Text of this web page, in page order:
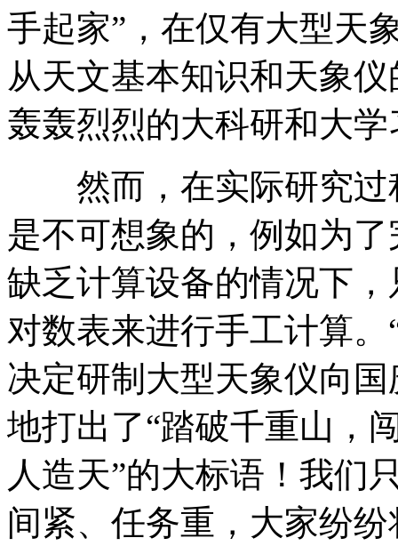
手起家”，在仅有大型天
从天文基本知识和天象
轰轰烈烈的大科研和大学
然而，在实际研究过
是不可想象的，例如为
缺乏计算设备的情况下
对数表来进行手工计算。
决定研制大型天象仪向
地打出了“踏破千重山，
人造天”的大标语！我们
间紧、任务重，大家纷